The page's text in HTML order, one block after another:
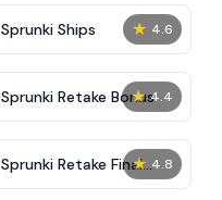
★ 4.6
Sprunki Ships
★ 4.4
Sprunki Retake Bonus
★ 4.8
Sprunki Retake Final
Update